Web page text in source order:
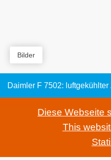
Bilder
Diese Webseite
This